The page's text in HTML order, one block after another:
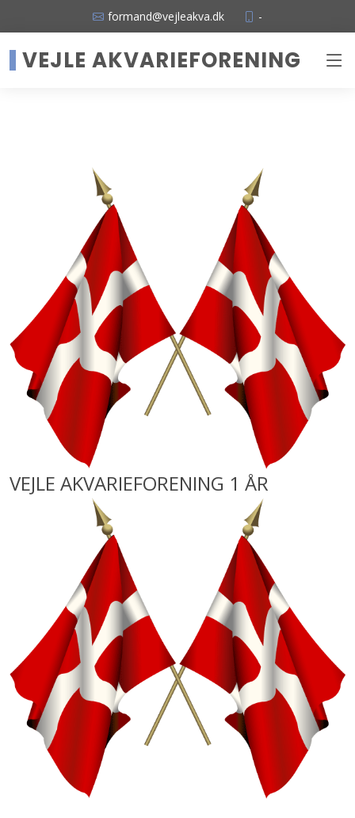
formand@vejleakva.dk -
VEJLE AKVARIEFORENING
VEJLE AKVARIEFORENING 1 ÅR